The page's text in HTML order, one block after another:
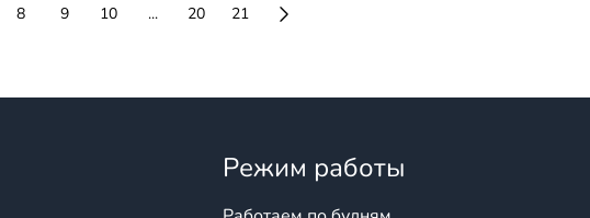
8 9 10 ... 20 21
Режим работы